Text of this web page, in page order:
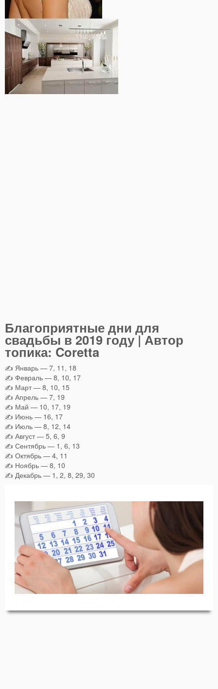
Благоприятные дни для
свадьбы в 2019 году | Автор
топика: Coretta
✍ Январь — 7, 11, 18
✍ Февраль — 8, 10, 17
✍ Март — 8, 10, 15
✍ Апрель — 7, 19
✍ Май — 10, 17, 19
✍ Июнь — 16, 17
✍ Июль — 8, 12, 14
✍ Август — 5, 6, 9
✍ Сентябрь — 1, 6, 13
✍ Октябрь — 4, 11
✍ Ноябрь — 8, 10
✍ Декабрь — 1, 2, 8, 29, 30